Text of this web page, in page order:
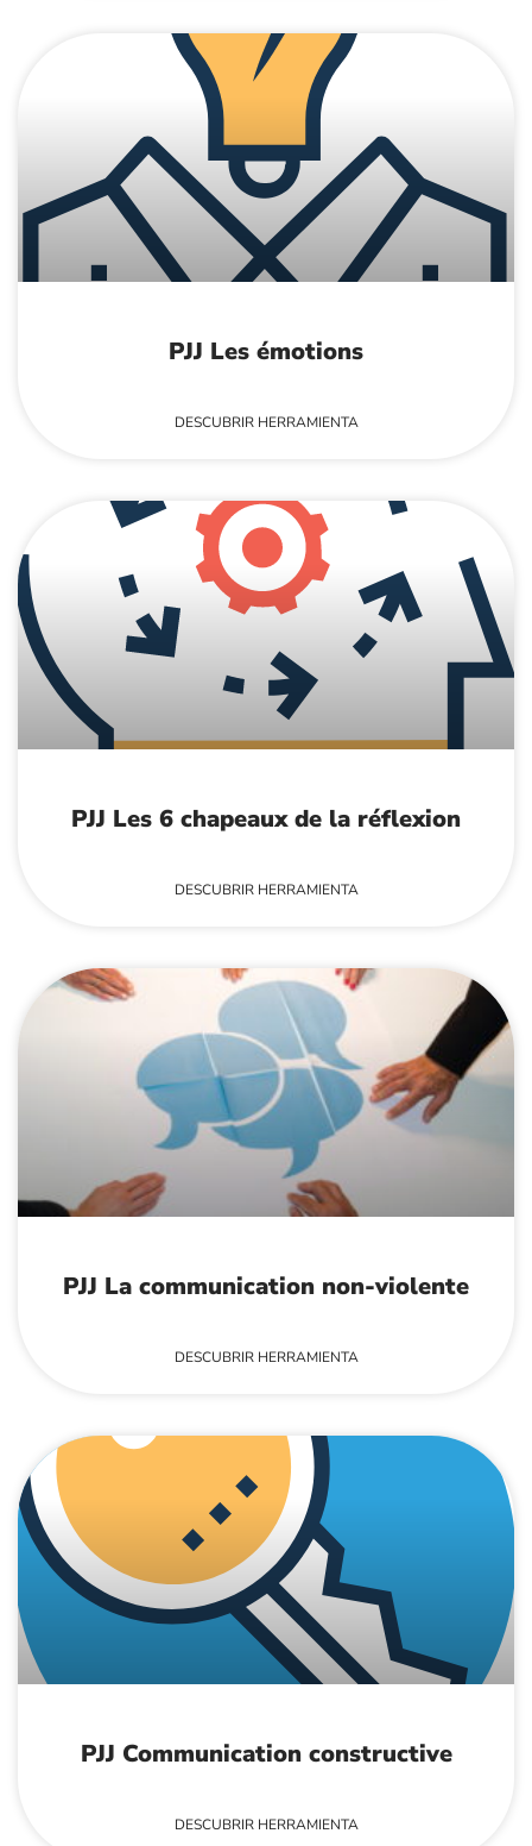
PJJ Les émotions
DESCUBRIR HERRAMIENTA
PJJ Les 6 chapeaux de la réflexion
DESCUBRIR HERRAMIENTA
PJJ La communication non-violente
DESCUBRIR HERRAMIENTA
PJJ Communication constructive
DESCUBRIR HERRAMIENTA